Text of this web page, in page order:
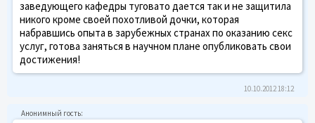
заведующего кафедры туговато дается так и не защитила
никого кроме своей похотливой дочки, которая
набравшись опыта в зарубежных странах по оказанию секс
услуг, готова заняться в научном плане опубликовать свои
достижения!
10.10.2012 18:12